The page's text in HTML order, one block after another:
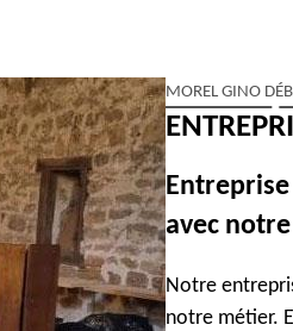
MOREL GINO
avec
Notre
notre métier.